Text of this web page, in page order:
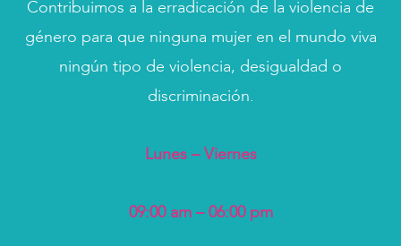
Contribuimos a la erradicación de la violencia de
género para que ninguna mujer en el mundo viva
ningún tipo de violencia, desigualdad o
discriminación.
Lunes – Viernes
09:00 am – 06:00 pm